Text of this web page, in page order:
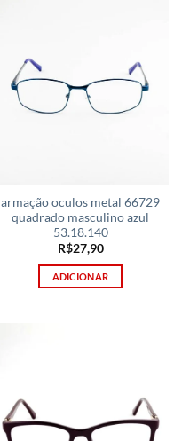
armação oculos metal 66729
quadrado masculino azul
53.18.140
R$27,90
ADICIONAR